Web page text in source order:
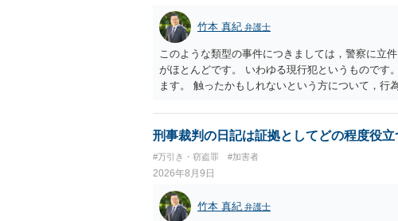
竹本 真紀 弁護士
このような類型の事件につきましては，警察に立
がほとんどです。 いわゆる現行犯というものです
ます。 触ったかもしれないという方について，
することができません。もちろん，常習性が顕著
すが，そのような方は，このような場所に質問を
性が特定されることはありません。したがって，
ら，相談者の場合は，大丈夫です。安心してく
動き，女性への向かい方をみれば，酔っていて偶
は，わかります。触る瞬間ではなくて，触るまで
刑事裁判の日記は証拠としてどの程度役立
#万引き・窃盗罪 #加害者
2026年8月9日
竹本 真紀 弁護士